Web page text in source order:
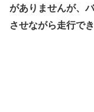
がありませんが、
させながら走行で